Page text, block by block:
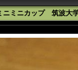
ニミニカップ 筑波